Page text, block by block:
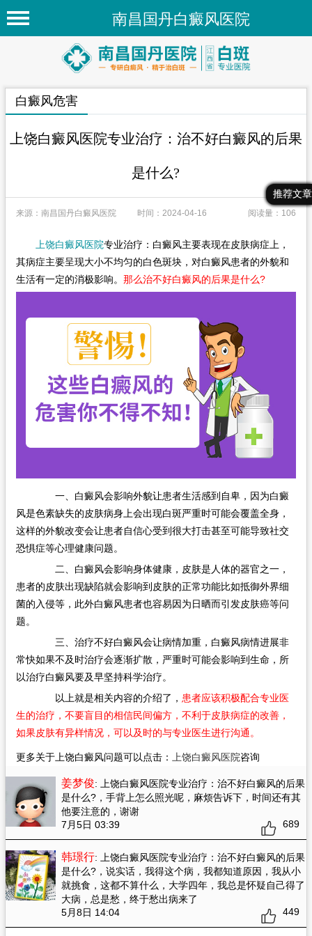
南昌国丹白癜风医院
首页
医院新闻
专家团队
白癜风常识
白癜风人群
白癜风部位
最新文章
热门文章
推荐文章
白癜风危害
上饶白癜风医院专业治疗：治不好白癜风的后果
是什么?
来源：南昌国丹白癜风医院 时间：2024-04-16 阅读量：106
上饶白癜风医院专业治疗：白癜风主要表现在皮肤病症上，
其病症主要呈现大小不均匀的白色斑块，对白癜风患者的外貌和
生活有一定的消极影响。 那么治不好白癜风的后果是什么?
一、白癜风会影响外貌让患者生活感到自卑，因为白癜
风是色素缺失的皮肤病身上会出现白斑严重时可能会覆盖全身，
这样的外貌改变会让患者自信心受到很大打击甚至可能导致社交
恐惧症等心理健康问题。
二、白癜风会影响身体健康，皮肤是人体的器官之一，
患者的皮肤出现缺陷就会影响到皮肤的正常功能比如抵御外界细
菌的入侵等，此外白癜风患者也容易因为日晒而引发皮肤癌等问
题。
三、治疗不好白癜风会让病情加重，白癜风病情进展非
常快如果不及时治疗会逐渐扩散，严重时可能会影响到生命，所
以治疗白癜风要及早坚持科学治疗。
以上就是相关内容的介绍了， 患者应该积极配合专业医
生的治疗，不要盲目的相信民间偏方，不利于皮肤病症的改善，
如果皮肤有异样情况，可以及时的与专业医生进行沟通。
更多关于上饶白癜风问题可以点击： 上饶白癜风医院咨询
姜梦俊: 上饶白癜风医院专业治疗：治不好白癜风的后果
是什么?，手背上怎么照光呢，麻烦告诉下，时间还有其
他要注意的，谢谢
7月5日 03:39
689
韩璟行: 上饶白癜风医院专业治疗：治不好白癜风的后果
是什么?，说实话，我得这个病，我都知道原因，我从小
就挑食，这都不算什么，大学四年，我总是怀疑自己得了
大病，总是愁，终于愁出病来了
5月8日 14:04
449